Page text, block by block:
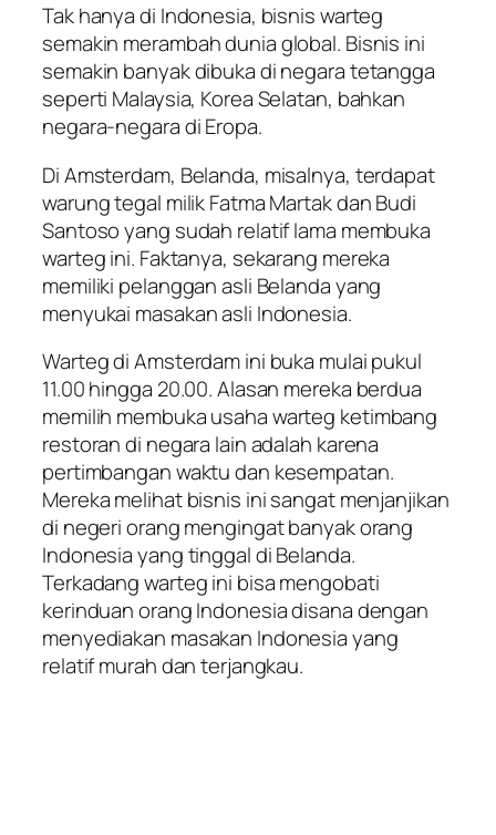
Tak hanya di Indonesia, bisnis warteg
semakin merambah dunia global. Bisnis ini
semakin banyak dibuka di negara tetangga
seperti Malaysia, Korea Selatan, bahkan
negara-negara di Eropa.
Di Amsterdam, Belanda, misalnya, terdapat
warung tegal milik Fatma Martak dan Budi
Santoso yang sudah relatif lama membuka
warteg ini. Faktanya, sekarang mereka
memiliki pelanggan asli Belanda yang
menyukai masakan asli Indonesia.
Warteg di Amsterdam ini buka mulai pukul
11.00 hingga 20.00. Alasan mereka berdua
memilih membuka usaha warteg ketimbang
restoran di negara lain adalah karena
pertimbangan waktu dan kesempatan.
Mereka melihat bisnis ini sangat menjanjikan
di negeri orang mengingat banyak orang
Indonesia yang tinggal di Belanda.
Terkadang warteg ini bisa mengobati
kerinduan orang Indonesia disana dengan
menyediakan masakan Indonesia yang
relatif murah dan terjangkau.